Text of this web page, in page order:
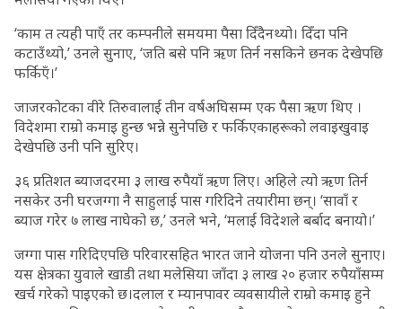
‘काम त त्यही पाएँ तर कम्पनीले समयमा पैसा दिँदैनथ्यो। दिँदा पनि
कटाउँथ्यो,’ उनले सुनाए, ‘जति बसे पनि ऋण तिर्न नसकिने छनक देखेपछि
फर्किएँ।’
जाजरकोटका वीरे तिरुवालाई तीन वर्षअघिसम्म एक पैसा ऋण थिए ।
विदेशमा राम्रो कमाइ हुन्छ भन्ने सुनेपछि र फर्किएकाहरूको लवाइखुवाइ
देखेपछि उनी पनि सुरिए।
३६ प्रतिशत ब्याजदरमा ३ लाख रुपैयाँ ऋण लिए। अहिले त्यो ऋण तिर्न
नसकेर उनी घरजग्गा नै साहुलाई पास गरिदिने तयारीमा छन्। ‘सावाँ र
ब्याज गरेर ७ लाख नाघेको छ,’ उनले भने, ‘मलाई विदेशले बर्बाद बनायो।’
जग्गा पास गरिदिएपछि परिवारसहित भारत जाने योजना पनि उनले सुनाए।
यस क्षेत्रका युवाले खाडी तथा मलेसिया जाँदा ३ लाख २० हजार रुपैयाँसम्म
खर्च गरेको पाइएको छ।दलाल र म्यानपावर व्यवसायीले राम्रो कमाइ हुने